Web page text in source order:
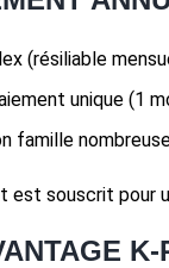
(résiliable
unique (1
famille
est souscrit pour
K-